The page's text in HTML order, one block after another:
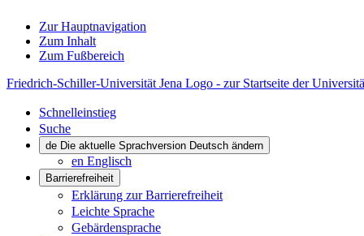
Zur Hauptnavigation
Zum Inhalt
Zum Fußbereich
Friedrich-Schiller-Universität Jena Logo - zur Startseite der
Schnelleinstieg
Suche
de Die aktuelle Sprachversion Deutsch ändern
en Englisch
Barrierefreiheit
Erklärung zur Barrierefreiheit
Leichte Sprache
Gebärdensprache